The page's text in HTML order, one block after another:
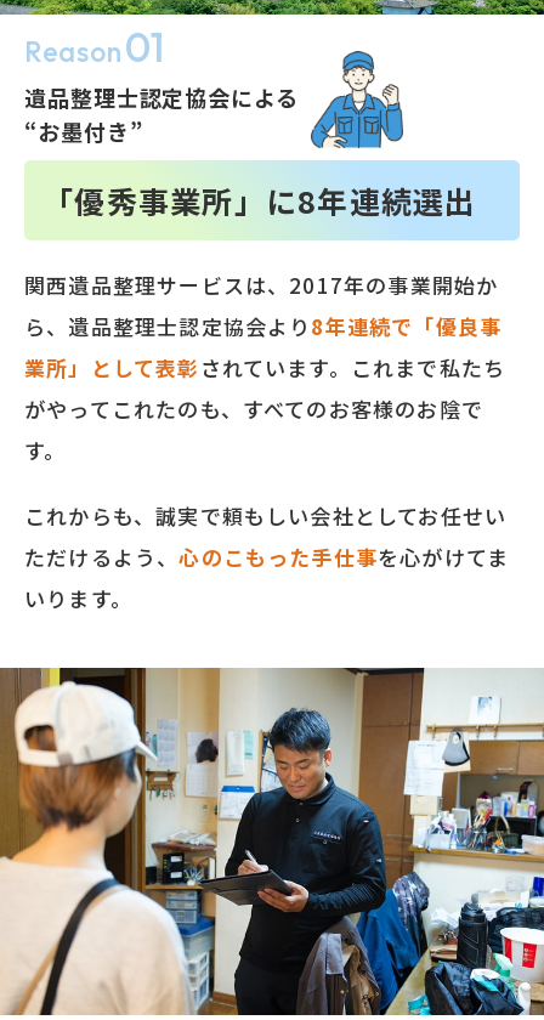
Reason01
遺品整理士認定協会による
“お墨付き”
「優秀事業所」に8年連続選出
関西遺品整理サービスは、2017年の事業開始か
ら、遺品整理士認定協会より 8年連続で「優良事
業所」として表彰 されています。これまで私たち
がやってこれたのも、すべてのお客様のお陰で
す。
これからも、誠実で頼もしい会社としてお任せい
ただけるよう、心のこもった手仕事を心がけてま
いります。